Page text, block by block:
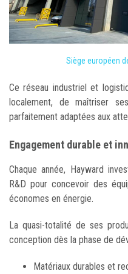
Siège européen
Ce réseau industriel et
localement, de maîtriser
parfaitement adaptées aux
Engagement durable et
Chaque année, Hayward
R&D pour concevoir des
économes en énergie.
La quasi-totalité de ses
conception dès la phase de
Matériaux durables et